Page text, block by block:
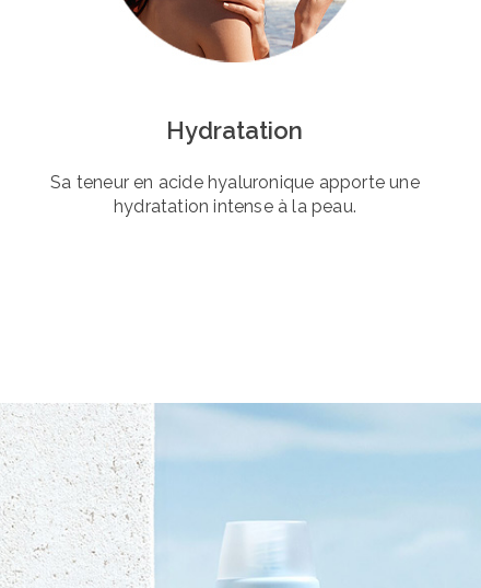
Hydratation
Sa teneur en acide hyaluronique apporte une
hydratation intense à la peau.